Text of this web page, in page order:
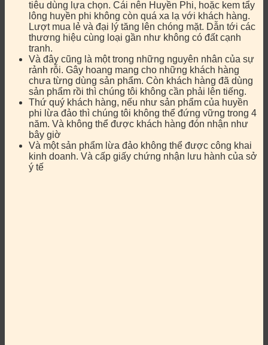
tiêu dùng lựa chọn. Cái nên Huyền Phi, hoặc kem tẩy
lông huyền phi không còn quá xa lạ với khách hàng.
Lượt mua lẻ và đại lý tăng lên chóng mặt. Dẫn tới các
thương hiệu cùng loại gần như không có đất cạnh
tranh.
Và đây cũng là một trong những nguyên nhân của sự
rảnh rỗi. Gây hoang mang cho những khách hàng
chưa từng dùng sản phẩm. Còn khách hàng đã dùng
sản phẩm rồi thì chúng tôi không cần phải lên tiếng.
Thứ quý khách hàng, nếu như sản phẩm của huyền
phi lừa đảo thì chúng tôi không thể đứng vững trong 4
năm. Và không thể được khách hàng đón nhận như
bây giờ
Và một sản phẩm lừa đảo không thể được công khai
kinh doanh. Và cấp giấy chứng nhận lưu hành của sở
ý tế